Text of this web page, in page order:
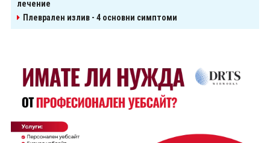
лечение
Плеврален излив - 4 основни симптоми